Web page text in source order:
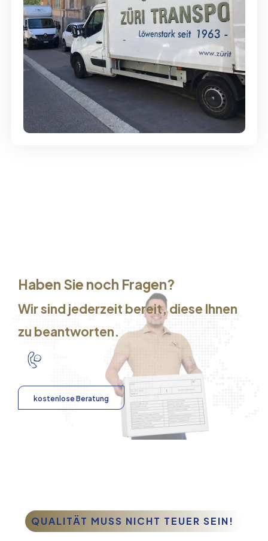
Günstige Umzüge - Hervorragender
Service
Haben Sie noch Fragen?
Wir sind jederzeit bereit, diese Ihnen
zu beantworten.
kostenlose Beratung
QUALITÄT MUSS NICHT TEUER SEIN!